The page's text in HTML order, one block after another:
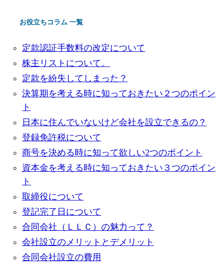
お役立ちコラム 一覧
定款認証手数料の改定について
株主リストについて。
定款を紛失してしまった？
決算期を考える時に知っておきたい２つのポイン
ト
日本に住んでいないけど会社を設立できるの？
登録免許税について
商号を決める時に知って欲しい2つのポイント
資本金を考える時に知っておきたい３つのポイン
ト
取締役について
登記完了日について
合同会社（ＬＬＣ）の魅力って？
会社設立のメリットとデメリット
合同会社設立の費用